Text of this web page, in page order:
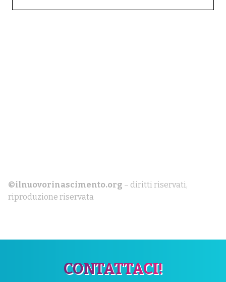
©ilnuovorinascimento.org – diritti riservati,
riproduzione riservata
CONTATTACI!